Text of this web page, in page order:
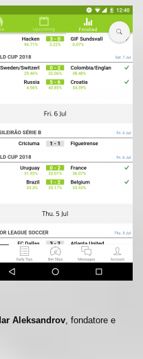
Aleksandrov, fondatore e